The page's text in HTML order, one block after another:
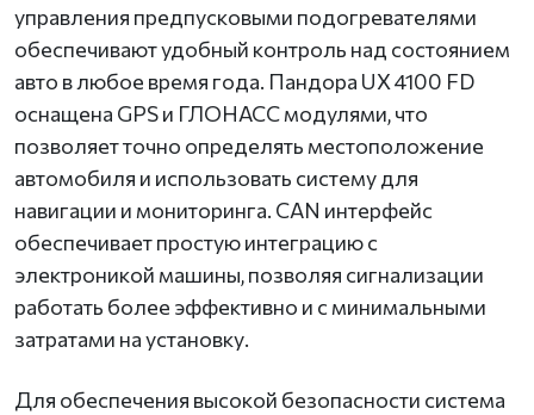
управления предпусковыми подогревателями
обеспечивают удобный контроль над состоянием
авто в любое время года. Пандора UX 4100 FD
оснащена GPS и ГЛОНАСС модулями, что
позволяет точно определять местоположение
автомобиля и использовать систему для
навигации и мониторинга. CAN интерфейс
обеспечивает простую интеграцию с
электроникой машины, позволяя сигнализации
работать более эффективно и с минимальными
затратами на установку.
Для обеспечения высокой безопасности система